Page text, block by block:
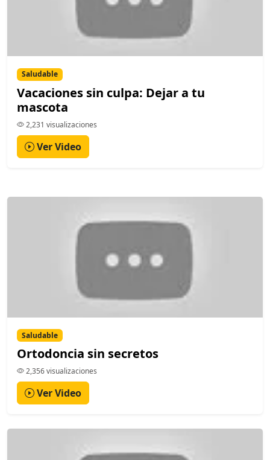
Saludable
Vacaciones sin culpa: Dejar a tu
mascota
2,231 visualizaciones
Ver Video
Saludable
Ortodoncia sin secretos
2,356 visualizaciones
Ver Video